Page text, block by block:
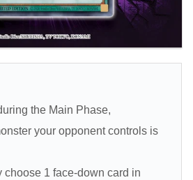
the Main Phase,
your opponent controls is
choose 1 face-down card in